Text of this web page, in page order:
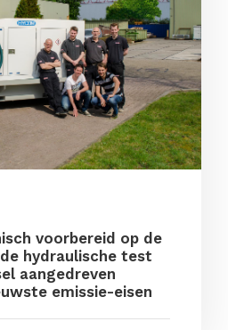
voorbereid op de
hydraulische test
aangedreven
emissie-eisen